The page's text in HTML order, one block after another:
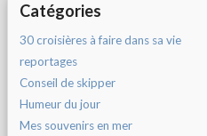
Catégories
30 croisières à faire dans sa vie
reportages
Conseil de skipper
Humeur du jour
Mes souvenirs en mer